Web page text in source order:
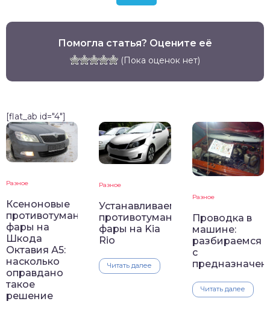
Помогла статья? Оцените её
(Пока оценок нет)
[flat_ab id="4"]
Разное
Ксеноновые
противотуманные
фары на
Шкода
Октавия А5:
насколько
оправдано
такое
решение
Разное
Устанавливаем
противотуманные
фары на Kia
Rio
Читать далее
Разное
Проводка в
машине:
разбираемся
с
Читать далее